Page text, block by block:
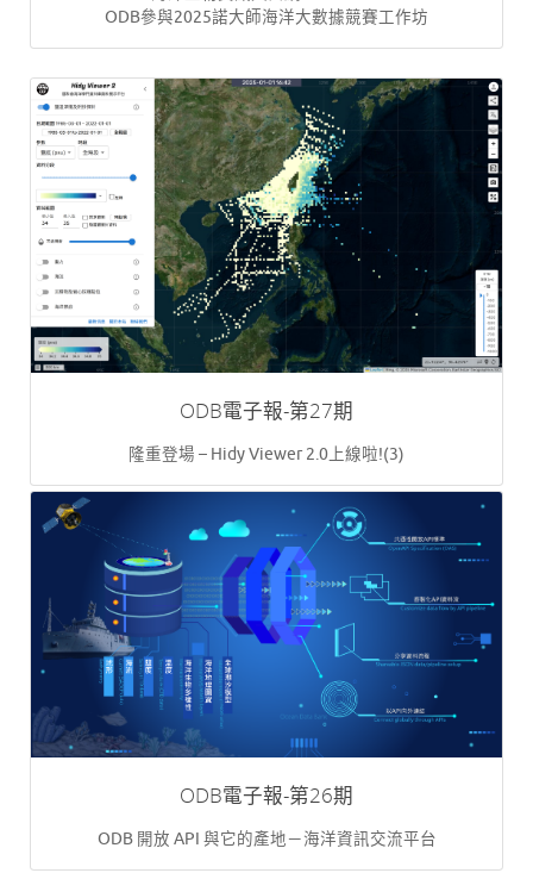
ODB參與2025諾大師海洋大數據競賽工作坊
ODB電子報-第27期
隆重登場 – Hidy Viewer 2.0上線啦!(3)
ODB電子報-第26期
ODB 開放 API 與它的產地－海洋資訊交流平台